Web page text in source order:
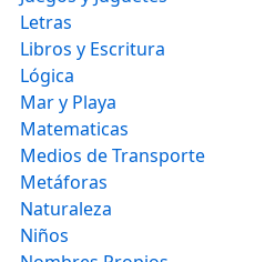
Letras
Libros y Escritura
Lógica
Mar y Playa
Matematicas
Medios de Transporte
Metáforas
Naturaleza
Niños